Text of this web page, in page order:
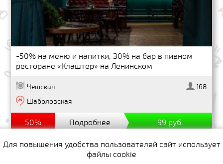
-50% на меню и напитки, 30% на бар в пивном
ресторане «Клаштер» на Ленинском
Чешская
Шаболовская
168
50% Подробнее 99 руб.
Для повышения удобства пользователей сайт использует
файлы cookie